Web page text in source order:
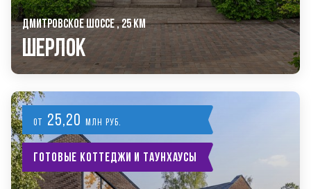
ДМИТРОВСКОЕ ШОССЕ , 25 КМ
Шерлок
от 25,20 млн руб.
Готовые коттеджи и таунхаусы